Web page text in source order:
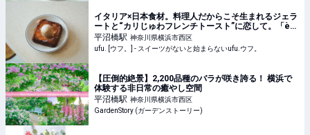
イタリア×日本食材。料理人だからこそ生まれるジェラ
ートと“カリじゅわフレンチトースト”に恋して。「è
più（エピュウ）」（横浜） - ufu. [ウフ。]
平沼橋駅 神奈川県横浜市西区
ufu. [ウフ。] - スイーツがないと始まらないufu.ウフ。
【圧倒的絶景】2,200品種のバラが咲き誇る！ 横浜で
体験する非日常の癒やし空間
平沼橋駅 神奈川県横浜市西区
GardenStory (ガーデンストーリー)